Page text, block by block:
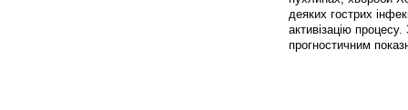
деяких гострих
активізацію
прогностичним